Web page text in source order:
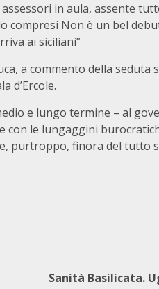
in aula, assente
compresi Non è un bel
ai siciliani”
a commento della seduta
d’Ercole.
e lungo termine – al
le lungaggini
purtroppo, finora del tutto
Sanità Basilicata.